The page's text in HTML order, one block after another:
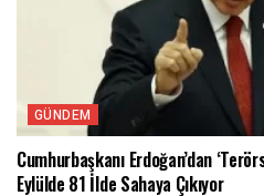
GÜNDEM
Cumhurbaşkanı Erdoğan’dan
Eylülde 81 İlde Sahaya Çıkıyor